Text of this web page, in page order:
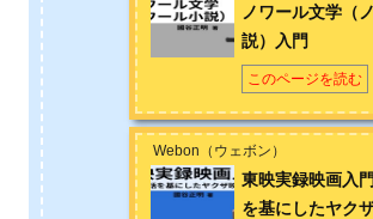
ノワール文学（
説）入門
このページを読む
Webon（ウェボン）
東映実録映画入
を基にしたヤク